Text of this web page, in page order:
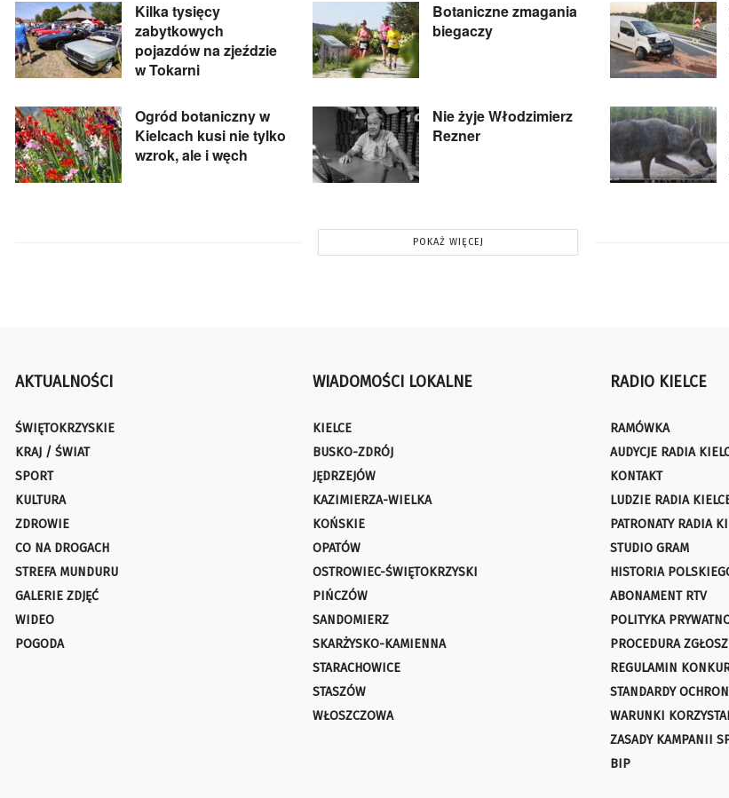
Kilka tysięcy
zabytkowych
pojazdów na zjeździe
w Tokarni
Botaniczne zmagania
biegaczy
Ogród botaniczny w
Kielcach kusi nie tylko
wzrok, ale i węch
Nie żyje Włodzimierz
Rezner
POKAŻ WIĘCEJ
AKTUALNOŚCI
ŚWIĘTOKRZYSKIE
KRAJ / ŚWIAT
SPORT
KULTURA
ZDROWIE
CO NA DROGACH
STREFA MUNDURU
GALERIE ZDJĘĆ
WIDEO
POGODA
WIADOMOŚCI LOKALNE
KIELCE
BUSKO-ZDRÓJ
JĘDRZEJÓW
KAZIMIERZA-WIELKA
KOŃSKIE
OPATÓW
OSTROWIEC-ŚWIĘTOKRZYSKI
PIŃCZÓW
SANDOMIERZ
SKARŻYSKO-KAMIENNA
STARACHOWICE
STASZÓW
WŁOSZCZOWA
RADIO KIELCE
RAMÓWKA
AUDYCJE RADIA
KONTAKT
LUDZIE RADIA
PATRONATY RADIA
STUDIO GRAM
HISTORIA
ABONAMENT RTV
POLITYKA
PROCEDURA
REGULAMIN
STANDARDY
WARUNKI
ZASADY KAMPANII
BIP